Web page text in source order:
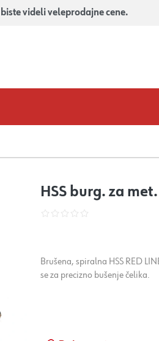
videli veleprodajne cene.
HSS burg. za
Brušena, spiralna HSS RED
se za precizno bušenje čelika.